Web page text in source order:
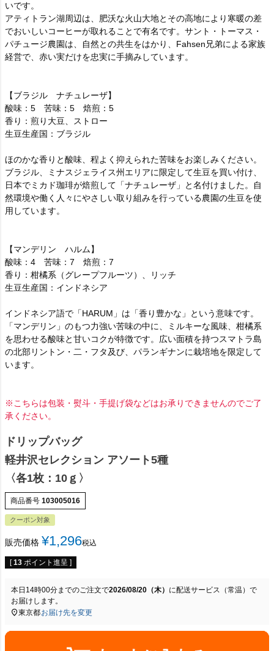
いです。
アティトラン湖周辺は、肥沃な火山大地とその高地により寒暖の差
でおいしいコーヒーが取れることで有名です。サント・トーマス・
パチュージ農園は、自然との共生をはかり、Fahsen兄弟による家族
経営で、赤い実だけを忠実に手摘みしています。
【ブラジル ナチュレーザ】
酸味：5 苦味：5 焙煎：5
香り：煎り大豆、ストロー
生豆生産国：ブラジル
ほのかな香りと酸味、程よく抑えられた苦味をお楽しみください。
ブラジル、ミナスジェライス州エリアに限定して生豆を買い付け、
日本でミカド珈琲が焙煎して「ナチュレーザ」と名付けました。自
然環境や働く人々にやさしい取り組みを行っている農園の生豆を使
用しています。
【マンデリン ハルム】
酸味：4 苦味：7 焙煎：7
香り：柑橘系（グレープフルーツ）、リッチ
生豆生産国：インドネシア
インドネシア語で「HARUM」は「香り豊かな」という意味です。
「マンデリン」のもつ力強い苦味の中に、ミルキーな風味、柑橘系
を思わせる酸味と甘いコクが特徴です。広い面積を持つスマトラ島
の北部リントン・二・フタ及び、パランギナンに栽培地を限定して
います。
※こちらは包装・熨斗・手提げ袋などはお承りできませんのでご了
承ください。
ドリップバッグ
軽井沢セレクション アソート5種
〈各1枚：10ｇ〉
商品番号 103005016
クーポン対象
販売価格 ¥1,296税込
[ 13 ポイント進呈 ]
本日 14時00分までのご注文で2026/08/20（木） に配送サービス（常温） で
お届けします。
東京都お届け先を変更